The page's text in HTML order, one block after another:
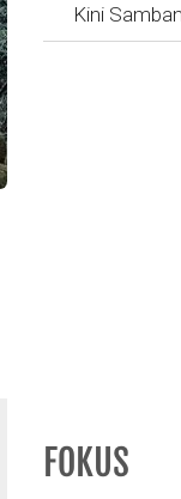
Kini
FOKUS